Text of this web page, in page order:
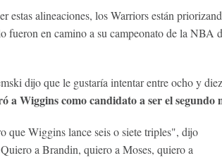
estas alineaciones, los Warriors están
fueron en camino a su campeonato de la NBA
dijo que le gustaría intentar entre ocho y
a Wiggins como candidato a ser el
que Wiggins lance seis o siete triples", dijo
a Brandin, quiero a Moses, quiero a